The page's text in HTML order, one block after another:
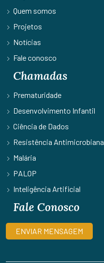
Quem somos
Projetos
Notícias
Fale conosco
Chamadas
Prematuridade
Desenvolvimento Infantil
Ciência de Dados
Resistência Antimicrobiana
Malária
PALOP
Inteligência Artificial
Fale Conosco
ENVIAR MENSAGEM